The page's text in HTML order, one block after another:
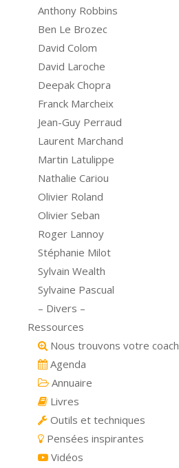
Anthony Robbins
Ben Le Brozec
David Colom
David Laroche
Deepak Chopra
Franck Marcheix
Jean-Guy Perraud
Laurent Marchand
Martin Latulippe
Nathalie Cariou
Olivier Roland
Olivier Seban
Roger Lannoy
Stéphanie Milot
Sylvain Wealth
Sylvaine Pascual
– Divers –
Ressources
Nous trouvons votre coach
Agenda
Annuaire
Livres
Outils et techniques
Pensées inspirantes
Vidéos